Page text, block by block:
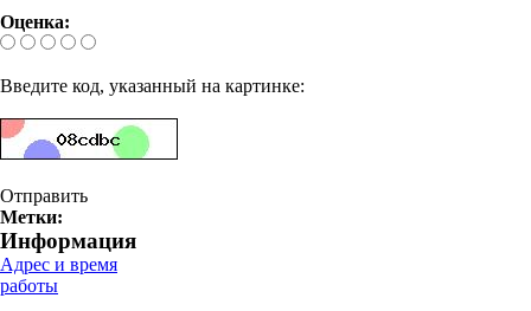
Оценка:
Введите код, указанный на картинке:
Отправить
Метки:
Информация
Адрес и время
работы